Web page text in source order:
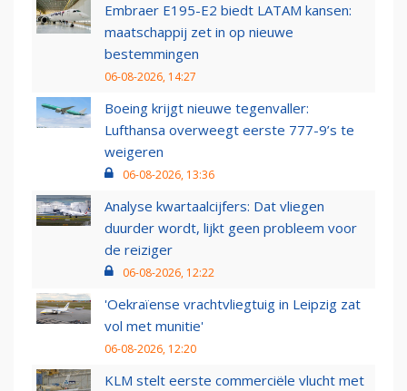
Embraer E195-E2 biedt LATAM kansen:
maatschappij zet in op nieuwe
bestemmingen
06-08-2026, 14:27
Boeing krijgt nieuwe tegenvaller:
Lufthansa overweegt eerste 777-9’s te
weigeren
06-08-2026, 13:36
Analyse kwartaalcijfers: Dat vliegen
duurder wordt, lijkt geen probleem voor
de reiziger
06-08-2026, 12:22
'Oekraïense vrachtvliegtuig in Leipzig zat
vol met munitie'
06-08-2026, 12:20
KLM stelt eerste commerciële vlucht met